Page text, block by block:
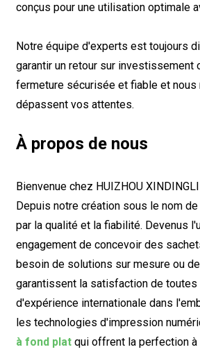
conçus pour une utilisation optimale
Notre équipe d'experts est toujours
garantir un retour sur investissement
fermeture sécurisée et fiable et
dépassent vos attentes.
À propos de nous
Bienvenue chez HUIZHOU
Depuis notre création sous le nom de
par la qualité et la fiabilité. Devenus
engagement de concevoir des
besoin de solutions sur mesure ou
garantissent la satisfaction de
d'expérience internationale dans
les technologies d'impression
à fond plat qui offrent la perfection